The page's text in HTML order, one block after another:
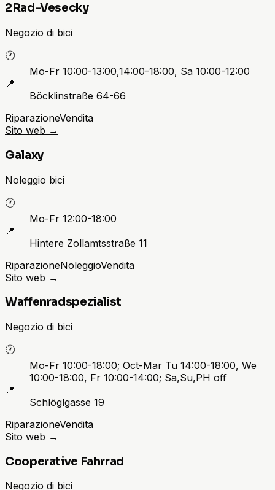
2Rad-Vesecky
Negozio di bici
🕐
Mo-Fr 10:00-13:00,14:00-18:00, Sa 10:00-12:00
📍
Böcklinstraße 64-66
RiparazioneVendita
Sito web →
Galaxy
Noleggio bici
🕐
Mo-Fr 12:00-18:00
📍
Hintere Zollamtsstraße 11
RiparazioneNoleggioVendita
Sito web →
Waffenradspezialist
Negozio di bici
🕐
Mo-Fr 10:00-18:00; Oct-Mar Tu 14:00-18:00, We
10:00-18:00, Fr 10:00-14:00; Sa,Su,PH off
📍
Schlöglgasse 19
RiparazioneVendita
Sito web →
Cooperative Fahrrad
Negozio di bici